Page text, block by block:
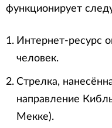
функционирует
Интернет-ресурс
человек.
Стрелка,
направление
Мекке).